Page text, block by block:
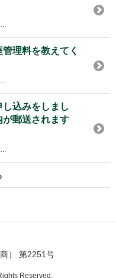
理料を教えてく
し込みをしまし
が郵送されます
） 第2251号
Reserved.